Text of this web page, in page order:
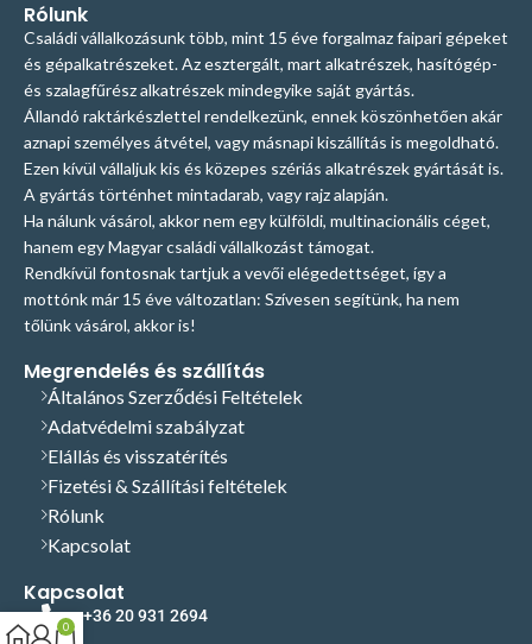
Rólunk
Családi vállalkozásunk több, mint 15 éve forgalmaz faipari gépeket
és gépalkatrészeket. Az esztergált, mart alkatrészek, hasítógép-
és szalagfűrész alkatrészek mindegyike saját gyártás.
Állandó raktárkészlettel rendelkezünk, ennek köszönhetően akár
aznapi személyes átvétel, vagy másnapi kiszállítás is megoldható.
Ezen kívül vállaljuk kis és közepes szériás alkatrészek gyártását is.
A gyártás történhet mintadarab, vagy rajz alapján.
Ha nálunk vásárol, akkor nem egy külföldi, multinacionális céget,
hanem egy Magyar családi vállalkozást támogat.
Rendkívül fontosnak tartjuk a vevői elégedettséget, így a
mottónk már 15 éve változatlan: Szívesen segítünk, ha nem
tőlünk vásárol, akkor is!
Megrendelés és szállítás
Általános Szerződési Feltételek
Adatvédelmi szabályzat
Elállás és visszatérítés
Fizetési & Szállítási feltételek
Rólunk
Kapcsolat
Kapcsolat
+36 20 931 2694
0